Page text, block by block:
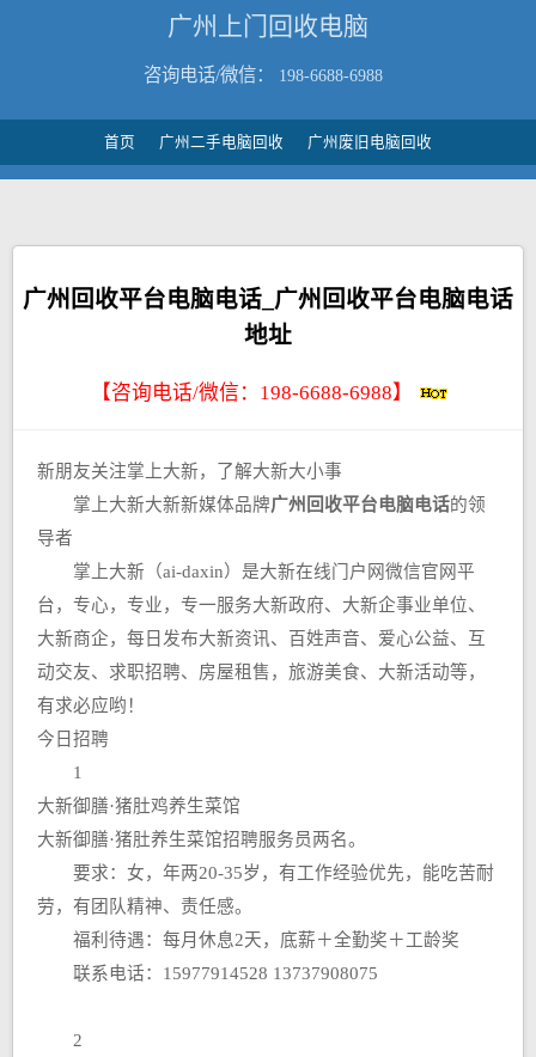
广州上门回收电脑
咨询电话/微信： 198-6688-6988
首页 广州二手电脑回收 广州废旧电脑回收
广州回收平台电脑电话_广州回收平台电脑电话
地址
【咨询电话/微信： 198-6688-6988】
新朋友关注掌上大新，了解大新大小事
掌上大新大新新媒体品牌广州回收平台电脑电话的领
导者
掌上大新（ai-daxin）是大新在线门户网微信官网平
台，专心，专业，专一服务大新政府、大新企事业单位、
大新商企，每日发布大新资讯、百姓声音、爱心公益、互
动交友、求职招聘、房屋租售，旅游美食、大新活动等，
有求必应哟！
今日招聘
1
大新御膳·猪肚鸡养生菜馆
大新御膳·猪肚养生菜馆招聘服务员两名。
要求：女，年两20-35岁，有工作经验优先，能吃苦耐
劳，有团队精神、责任感。
福利待遇：每月休息2天，底薪＋全勤奖＋工龄奖
联系电话：15977914528 13737908075
2